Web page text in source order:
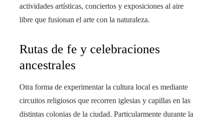
actividades artísticas, conciertos y exposiciones al aire
libre que fusionan el arte con la naturaleza.
Rutas de fe y celebraciones
ancestrales
Otra forma de experimentar la cultura local es mediante
circuitos religiosos que recorren iglesias y capillas en las
distintas colonias de la ciudad. Particularmente durante la